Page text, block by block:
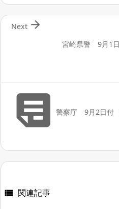
宮崎県警 9月1

Next
警察庁 9月2日付
 関連記事